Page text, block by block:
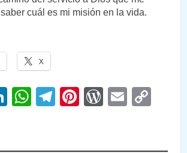
cuál es mi misión en la vida.
X
LinkedIn
WhatsApp
Telegram
PinterestEmail